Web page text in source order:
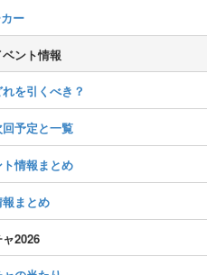
ー
ント情報
を引くべき？
予定と一覧
情報まとめ
まとめ
2026